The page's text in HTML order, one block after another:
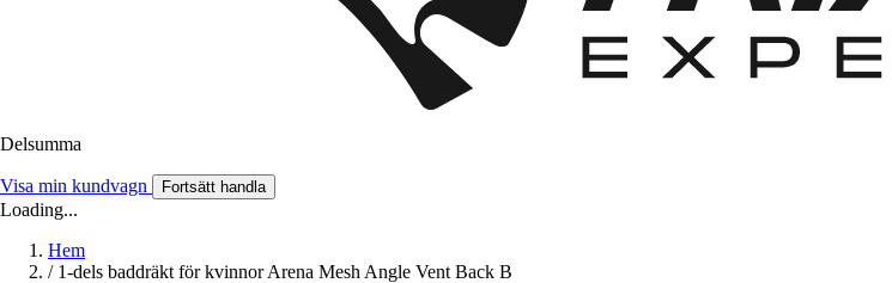
Delsumma
Visa min kundvagn Fortsätt handla
Loading...
Hem
/ 1-dels baddräkt för kvinnor Arena Mesh Angle Vent Back B